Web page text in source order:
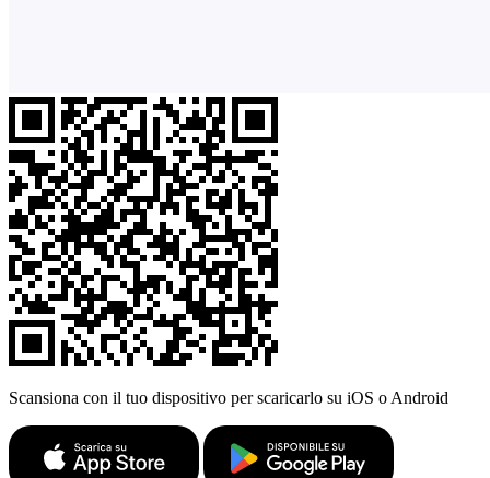
Scansiona con il tuo dispositivo per scaricarlo su iOS o Android